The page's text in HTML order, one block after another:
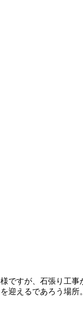
ですが、石張り工
迎えるであろう場所。